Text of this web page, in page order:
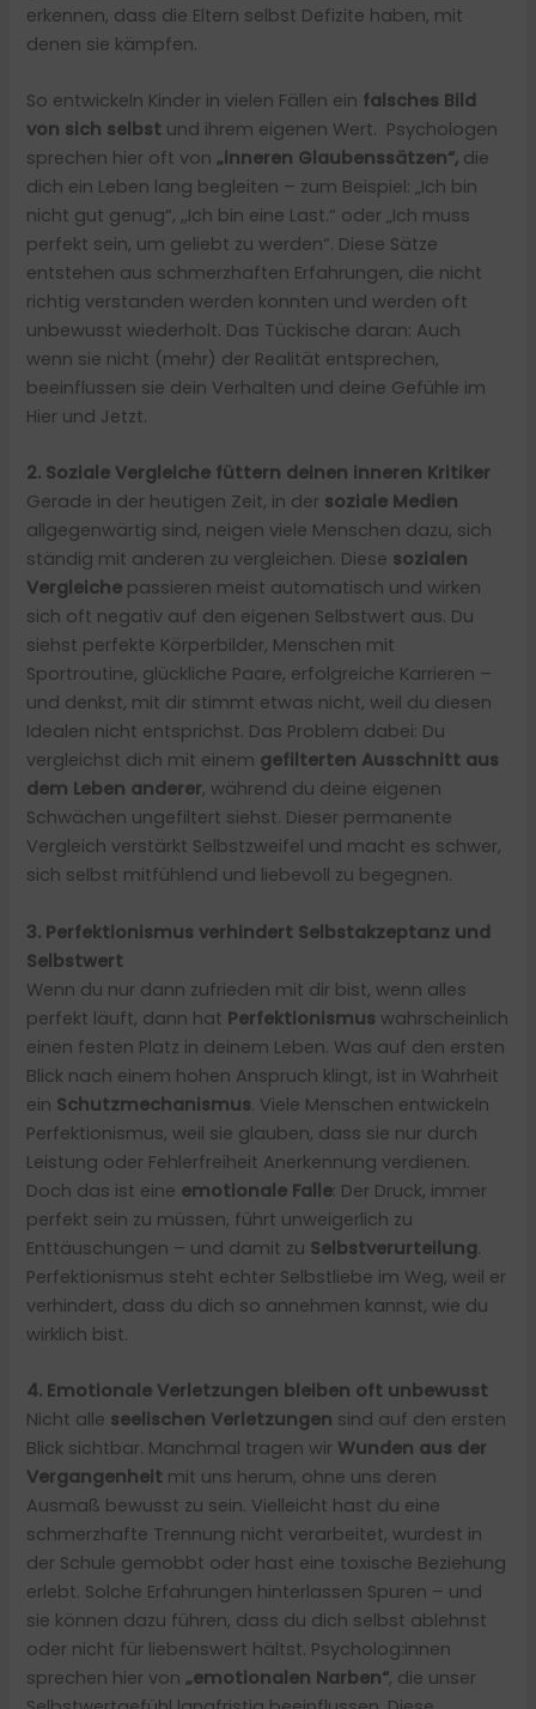
erkennen, dass die Eltern selbst Defizite haben, mit
denen sie kämpfen.
So entwickeln Kinder in vielen Fällen ein falsches Bild
von sich selbst und ihrem eigenen Wert. Psychologen
sprechen hier oft von „inneren Glaubenssätzen“, die
dich ein Leben lang begleiten – zum Beispiel: „Ich bin
nicht gut genug“, ,,Ich bin eine Last.“ oder „Ich muss
perfekt sein, um geliebt zu werden“. Diese Sätze
entstehen aus schmerzhaften Erfahrungen, die nicht
richtig verstanden werden konnten und werden oft
unbewusst wiederholt. Das Tückische daran: Auch
wenn sie nicht (mehr) der Realität entsprechen,
beeinflussen sie dein Verhalten und deine Gefühle im
Hier und Jetzt.
2. Soziale Vergleiche füttern deinen inneren Kritiker
Gerade in der heutigen Zeit, in der soziale Medien
allgegenwärtig sind, neigen viele Menschen dazu, sich
ständig mit anderen zu vergleichen. Diese sozialen
Vergleiche passieren meist automatisch und wirken
sich oft negativ auf den eigenen Selbstwert aus. Du
siehst perfekte Körperbilder, Menschen mit
Sportroutine, glückliche Paare, erfolgreiche Karrieren –
und denkst, mit dir stimmt etwas nicht, weil du diesen
Idealen nicht entsprichst. Das Problem dabei: Du
vergleichst dich mit einem gefilterten Ausschnitt aus
dem Leben anderer, während du deine eigenen
Schwächen ungefiltert siehst. Dieser permanente
Vergleich verstärkt Selbstzweifel und macht es schwer,
sich selbst mitfühlend und liebevoll zu begegnen.
3. Perfektionismus verhindert Selbstakzeptanz und
Selbstwert
Wenn du nur dann zufrieden mit dir bist, wenn alles
perfekt läuft, dann hat Perfektionismus wahrscheinlich
einen festen Platz in deinem Leben. Was auf den ersten
Blick nach einem hohen Anspruch klingt, ist in Wahrheit
ein Schutzmechanismus. Viele Menschen entwickeln
Perfektionismus, weil sie glauben, dass sie nur durch
Leistung oder Fehlerfreiheit Anerkennung verdienen.
Doch das ist eine emotionale Falle: Der Druck, immer
perfekt sein zu müssen, führt unweigerlich zu
Enttäuschungen – und damit zu Selbstverurteilung.
Perfektionismus steht echter Selbstliebe im Weg, weil er
verhindert, dass du dich so annehmen kannst, wie du
wirklich bist.
4. Emotionale Verletzungen bleiben oft unbewusst
Nicht alle seelischen Verletzungen sind auf den ersten
Blick sichtbar. Manchmal tragen wir Wunden aus der
Vergangenheit mit uns herum, ohne uns deren
Ausmaß bewusst zu sein. Vielleicht hast du eine
schmerzhafte Trennung nicht verarbeitet, wurdest in
der Schule gemobbt oder hast eine toxische Beziehung
erlebt. Solche Erfahrungen hinterlassen Spuren – und
sie können dazu führen, dass du dich selbst ablehnst
oder nicht für liebenswert hältst. Psycholog:innen
sprechen hier von„emotionalen Narben“, die unser